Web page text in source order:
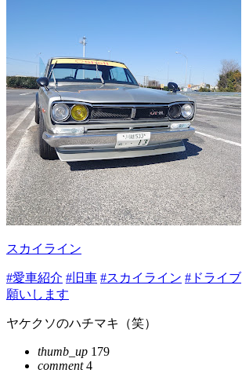
スカイライン
#愛車紹介 #旧車 #スカイライン #ドライブ
願いします
ヤケクソのハチマキ（笑）
thumb_up 179
comment4